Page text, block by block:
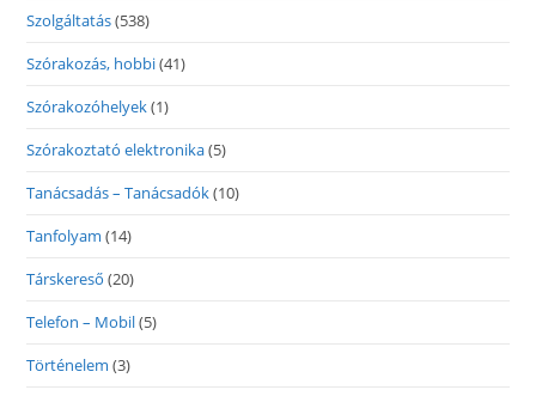
Szolgáltatás(538)
Szórakozás, hobbi(41)
Szórakozóhelyek(1)
Szórakoztató elektronika(5)
Tanácsadás – Tanácsadók(10)
Tanfolyam (14)
Társkereső (20)
Telefon – Mobil(5)
Történelem (3)